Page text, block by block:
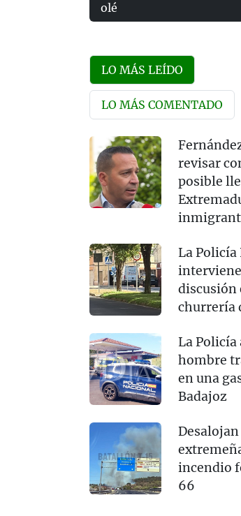
olé
LO MÁS LEÍDO
LO MÁS COMENTADO
revisar
posible
La Policía
discusión
churrería
La Policía
hombre
en una
Badajoz
incendio
66